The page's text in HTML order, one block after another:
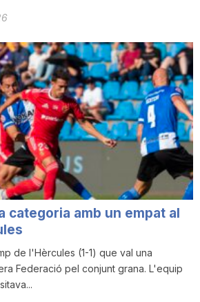
categoria amb un empat al
de l'Hèrcules (1-1) que val una
Federació pel conjunt grana. L'equip